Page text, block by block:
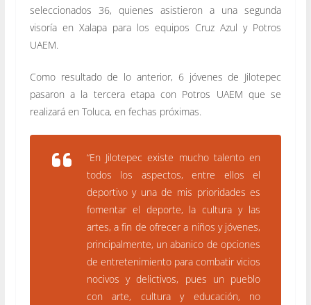
seleccionados 36, quienes asistieron a una segunda
visoría en Xalapa para los equipos Cruz Azul y Potros
UAEM.
Como resultado de lo anterior, 6 jóvenes de Jilotepec
pasaron a la tercera etapa con Potros UAEM que se
realizará en Toluca, en fechas próximas.
“En Jilotepec existe mucho talento en
todos los aspectos, entre ellos el
deportivo y una de mis prioridades es
fomentar el deporte, la cultura y las
artes, a fin de ofrecer a niños y jóvenes,
principalmente, un abanico de opciones
de entretenimiento para combatir vicios
nocivos y delictivos, pues un pueblo
con arte, cultura y educación, no